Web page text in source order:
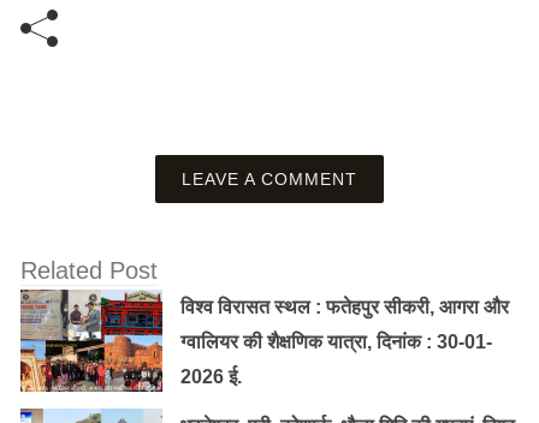
LEAVE A COMMENT
Related Post
विश्व विरासत स्थल : फतेहपुर सीकरी, आगरा और
ग्वालियर की शैक्षणिक यात्रा, दिनांक : 30-01-
2026 ई.